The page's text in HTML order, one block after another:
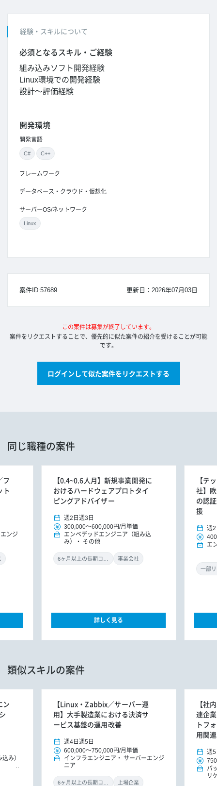
経験・スキルについて
必須となるスキル・ご経験
組み込みソフト開発経験
Linux環境での開発経験
設計～評価経験
開発環境
開発言語
C# C++
フレームワーク
データベース・クラウド・仮想化
サーバーOS/ネットワーク
Linux
更新日：2026年07月03日
案件ID:57689
この案件は募集が終了しています。
案件をリクエストすることで、優先的に似た案件の紹介を受けることが可能
です。
ログインして似た案件をリクエストする
同じ職種の案件
フ
ト
ンジ
【0.4~0.6人月】新規事業開発に
おけるハードウェアプロトタイ
ピングアドバイザー
週2日 週3日
300,000～600,000円/月単価
エンベデッドエンジニア（組み込
み）
その他
事業会社
詳しく見る
【テ
社】
の認
援
週2
エ
一部
類似スキルの案件
ン
み）
【Linux・Zabbix／サーバー運
用】大手製造業における決済サ
ービス基盤の運用改善
週4日 週5日
600,000～750,000円/月単価
インフラエンジニア
サーバーエンジ
ニア
上場企業
【社
連企
トフ
用関
週5
バ
リ